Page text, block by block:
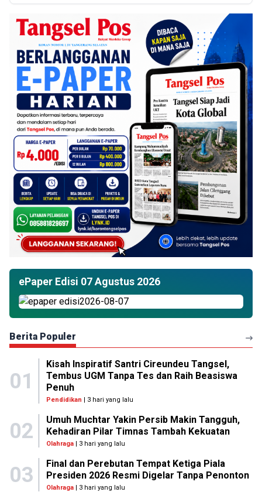
ePaper Edisi 07 Agustus 2026
Berita Populer
01
Kisah Inspiratif Santri Cireundeu Tangsel,
Tembus UGM Tanpa Tes dan Raih Beasiswa
Penuh
Pendidikan | 3 hari yang lalu
02
Umuh Muchtar Yakin Persib Makin Tangguh,
Kehadiran Pilar Timnas Tambah Kekuatan
Olahraga| 3 hari yang lalu
03
Final dan Perebutan Tempat Ketiga Piala
Presiden 2026 Resmi Digelar Tanpa Penonton
Olahraga| 3 hari yang lalu